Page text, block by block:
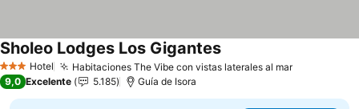
3 Estrellas
Hotel Habitaciones The Vibe con vistas laterales al marVer
Sholeo Lodges Los GigantesVer precios
9,0 Excelente 5.185 Guía de Isora